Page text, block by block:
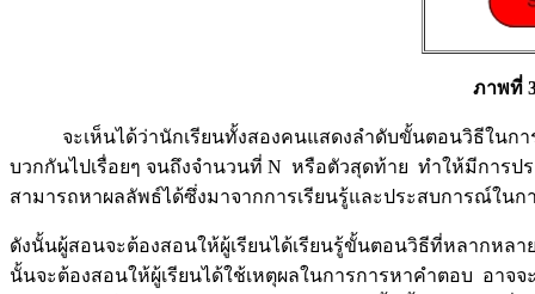
ภาพที่
จะเห็นได้ว่านักเรียนทั้งสองคนแสดงลำดับขั้นตอนวิธีในกา
บวกกันไปเรื่อยๆ จนถึงจำนวนที่ N หรือตัวสุดท้าย ทำให้มีการ
สามารถหาผลลัพธ์ได้ซึ่งมาจากการเรียนรู้และประสบการณ์ใ
ดังนั้นผู้สอนจะต้องสอนให้ผู้เรียนได้เรียนรู้ขั้นตอนวิธีที่หลากห
นั้นจะต้องสอนให้ผู้เรียนได้ใช้เหตุผลในการการหาคำตอบ อา